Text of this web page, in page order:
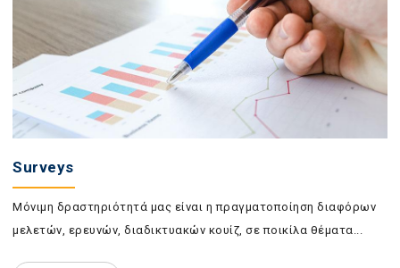
Surveys
Μόνιμη δραστηριότητά μας είναι η πραγματοποίηση διαφόρων
μελετών, ερευνών, διαδικτυακών κουίζ, σε ποικίλα θέματα...